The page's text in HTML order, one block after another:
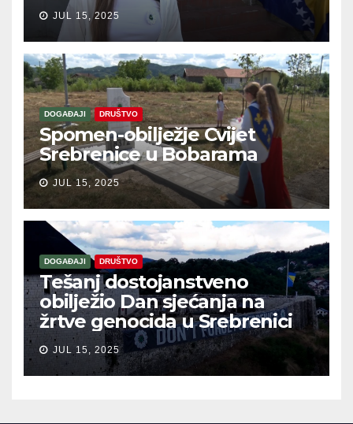
JUL 15, 2025
DOGAĐAJI DRUŠTVO
Spomen-obilježje Cvijet
Srebrenice u Bobarama
JUL 15, 2025
DOGAĐAJI DRUŠTVO
Tešanj dostojanstveno
obilježio Dan sjećanja na
žrtve genocida u Srebrenici
JUL 15, 2025